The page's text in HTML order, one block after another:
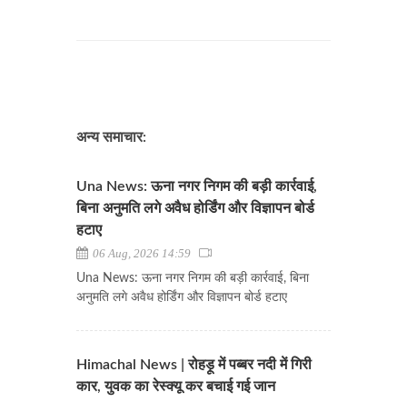
अन्य समाचार:
Una News: ऊना नगर निगम की बड़ी कार्रवाई,
बिना अनुमति लगे अवैध होर्डिंग और विज्ञापन बोर्ड
हटाए
06 Aug, 2026 14:59
Una News: ऊना नगर निगम की बड़ी कार्रवाई, बिना
अनुमति लगे अवैध होर्डिंग और विज्ञापन बोर्ड हटाए
Himachal News | रोहड़ू में पब्बर नदी में गिरी
कार, युवक का रेस्क्यू कर बचाई गई जान